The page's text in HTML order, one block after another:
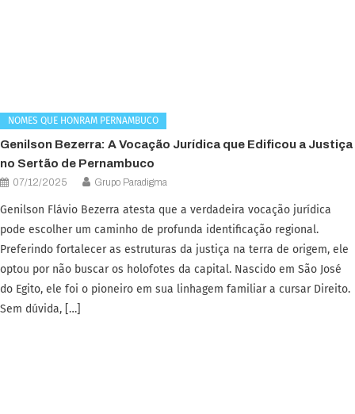
NOMES QUE HONRAM PERNAMBUCO
Genilson Bezerra: A Vocação Jurídica que Edificou a Justiça
no Sertão de Pernambuco
07/12/2025 Grupo Paradigma
Genilson Flávio Bezerra atesta que a verdadeira vocação jurídica
pode escolher um caminho de profunda identificação regional.
Preferindo fortalecer as estruturas da justiça na terra de origem, ele
optou por não buscar os holofotes da capital. Nascido em São José
do Egito, ele foi o pioneiro em sua linhagem familiar a cursar Direito.
Sem dúvida, […]